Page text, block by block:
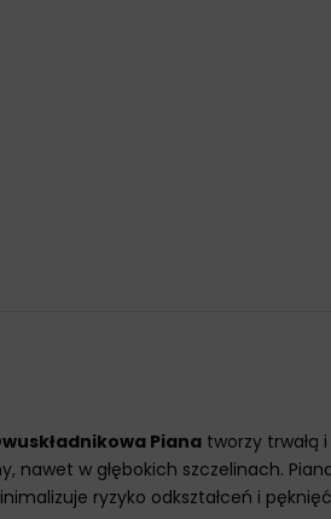
Piana tworzy trwałą
nawet w głębokich szczelinach.
ryzyko odkształceń i